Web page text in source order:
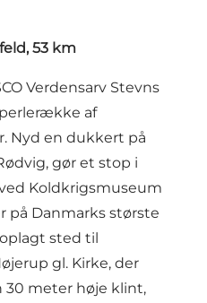
53 km
Verdensarv Stevns
af
Nyd en dukkert på
gør et stop i
Koldkrigsmuseum
på Danmarks største
sted til
gl. Kirke, der
30 meter høje klint,